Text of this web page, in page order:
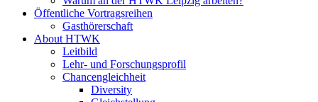
Öffentliche Vortragsreihen
Gasthörerschaft
About HTWK
Leitbild
Lehr- und Forschungsprofil
Chancengleichheit
Diversity